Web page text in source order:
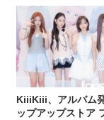
KiiiKiii、アルバム
ップアップストア